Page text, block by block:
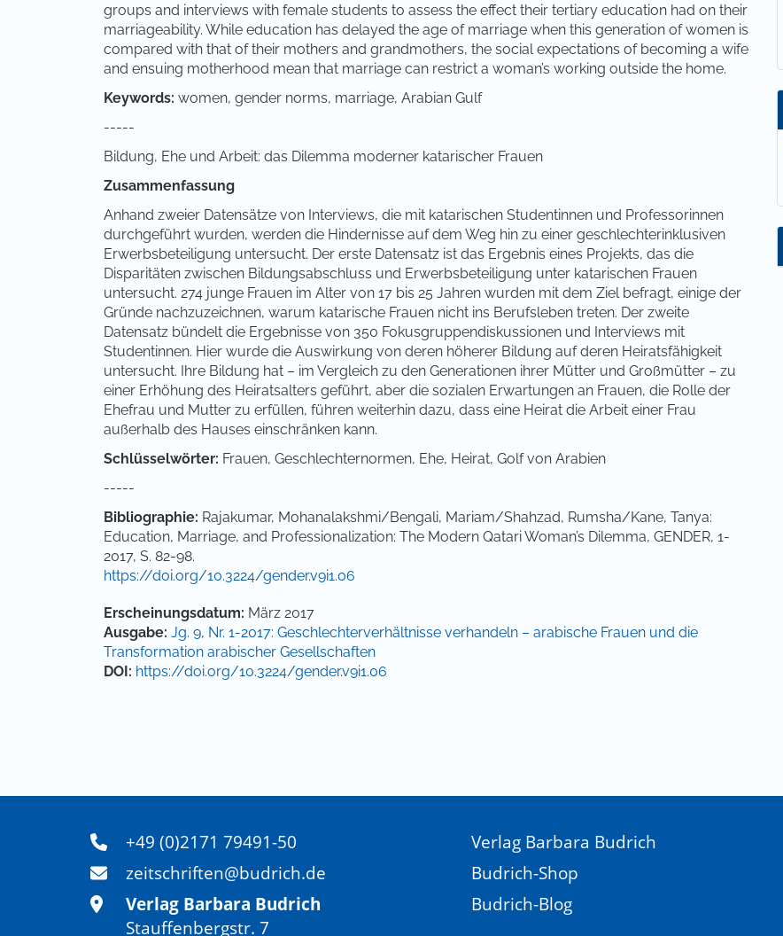
groups and interviews with female students to assess the effect their tertiary education had on their
marriageability. While education has delayed the age of marriage when this generation of women is
compared with that of their mothers and grandmothers, the social expectations of becoming a wife
and ensuing motherhood mean that marriage can restrict a woman’s working outside the home.
Keywords: women, gender norms, marriage, Arabian Gulf
-----
Bildung, Ehe und Arbeit: das Dilemma moderner katarischer Frauen
Zusammenfassung
Anhand zweier Datensätze von Interviews, die mit katarischen Studentinnen und Professorinnen
durchgeführt wurden, werden die Hindernisse auf dem Weg hin zu einer geschlechterinklusiven
Erwerbsbeteiligung untersucht. Der erste Datensatz ist das Ergebnis eines Projekts, das die
Disparitäten zwischen Bildungsabschluss und Erwerbsbeteiligung unter katarischen Frauen
untersucht. 274 junge Frauen im Alter von 17 bis 25 Jahren wurden mit dem Ziel befragt, einige der
Gründe nachzuzeichnen, warum katarische Frauen nicht ins Berufsleben treten. Der zweite
Datensatz bündelt die Ergebnisse von 350 Fokusgruppendiskussionen und Interviews mit
Studentinnen. Hier wurde die Auswirkung von deren höherer Bildung auf deren Heiratsfähigkeit
untersucht. Ihre Bildung hat – im Vergleich zu den Generationen ihrer Mütter und Großmütter – zu
einer Erhöhung des Heiratsalters geführt, aber die sozialen Erwartungen an Frauen, die Rolle der
Ehefrau und Mutter zu erfüllen, führen weiterhin dazu, dass eine Heirat die Arbeit einer Frau
außerhalb des Hauses einschränken kann.
Schlüsselwörter: Frauen, Geschlechternormen, Ehe, Heirat, Golf von Arabien
-----
Bibliographie: Rajakumar, Mohanalakshmi/Bengali, Mariam/Shahzad, Rumsha/Kane, Tanya:
Education, Marriage, and Professionalization: The Modern Qatari Woman’s Dilemma, GENDER, 1-
2017, S. 82-98.
https://doi.org/10.3224/gender.v9i1.06
Artikel-Details
Erscheinungsdatum: März 2017
Ausgabe: Jg. 9, Nr. 1-2017: Geschlechterverhältnisse verhandeln – arabische Frauen und die
Transformation arabischer Gesellschaften
DOI: https://doi.org/10.3224/gender.v9i1.06
+49 (0)2171 79491-50
zeitschriften@budrich.de
Verlag Barbara Budrich
Stauffenbergstr. 7
Verlag Barbara Budrich
Budrich-Shop
Budrich-Blog